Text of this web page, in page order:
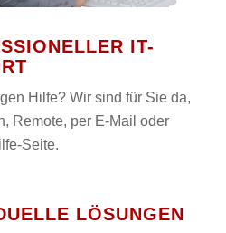
IT-
Hilfe? Wir sind für Sie da,
Remote, per E-Mail oder
Seite.
LÖSUNGEN